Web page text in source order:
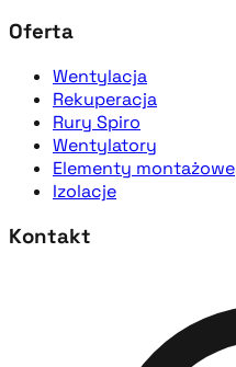
Oferta
Wentylacja
Rekuperacja
Rury Spiro
Wentylatory
Elementy montażowe
Izolacje
Kontakt